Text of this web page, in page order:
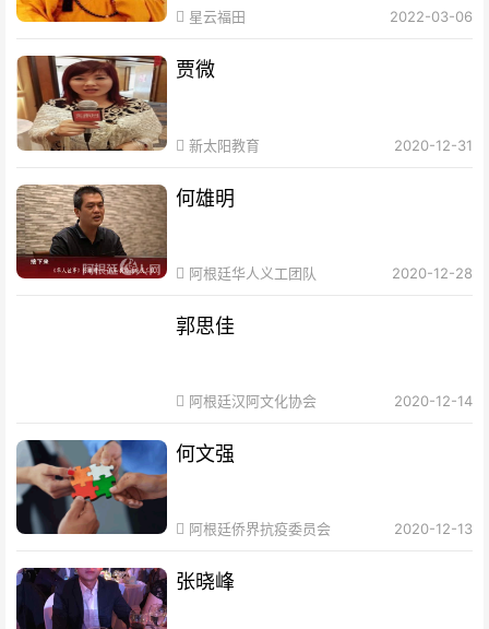
星云福田 2022-03-06
贾微
新太阳教育 2020-12-31
何雄明
阿根廷华人义工团队 2020-12-28
郭思佳
阿根廷汉阿文化协会 2020-12-14
何文强
阿根廷侨界抗疫委员会 2020-12-13
张晓峰